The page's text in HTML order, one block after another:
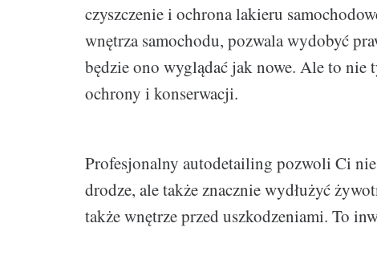
czyszczenie i ochrona lakieru
wnętrza samochodu, pozwala wydobyć
będzie ono wyglądać jak nowe. Ale to
ochrony i konserwacji.
Profesjonalny autodetailing pozwoli Ci
drodze, ale także znacznie wydłużyć
także wnętrze przed uszkodzeniami. To